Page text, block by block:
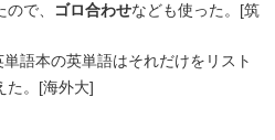
で、 ゴロ合わせなども使った。[筑
語本の英単語はそれだけをリスト
た。[海外大]